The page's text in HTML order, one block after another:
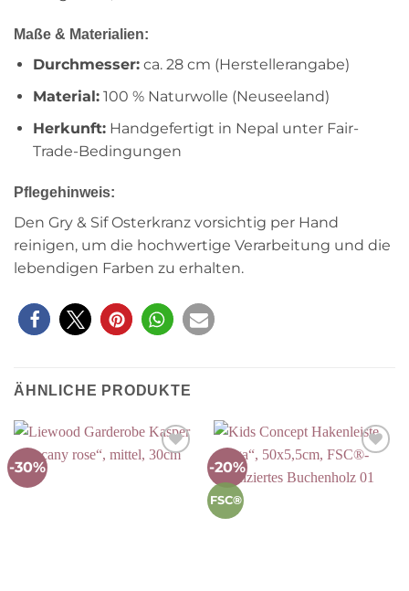
Maße & Materialien:
Durchmesser:ca. 28 cm (Herstellerangabe)
Material:100 % Naturwolle (Neuseeland)
Herkunft:Handgefertigt in Nepal unter Fair-
Trade-Bedingungen
Pflegehinweis:
Den Gry & Sif Osterkranz vorsichtig per Hand
reinigen, um die hochwertige Verarbeitung und die
lebendigen Farben zu erhalten.
ÄHNLICHE PRODUKTE
-30% -20%
FSC®
Wunschliste